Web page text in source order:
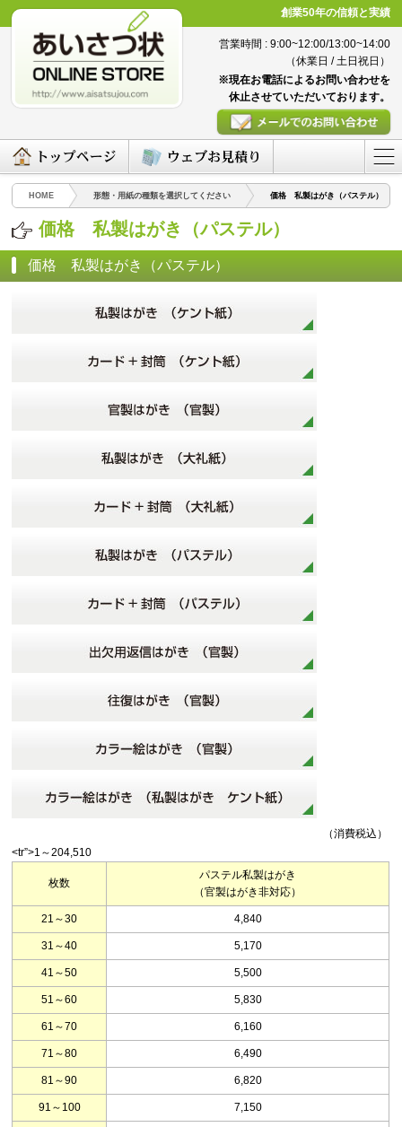
創業50年の信頼と実績
営業時間 : 9:00~12:00/13:00~14:00
（休業日 / 土日祝日）
※現在お電話によるお問い合わせを
休止させていただいております。
HOME 形態・用紙の種類を選択してください 価格 私製はがき（パステル）
価格 私製はがき（パステル）
価格 私製はがき（パステル）
（消費税込）
<tr”>1～204,510
枚数
パステル私製はがき
（官製はがき非対応）
21～30 4,840
31～40 5,170
41～50 5,500
51～60 5,830
61～70 6,160
71～80 6,490
81～90 6,820
91～100 7,150